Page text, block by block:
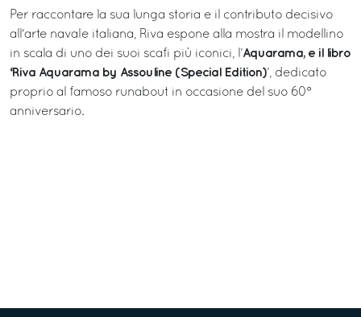
Per raccontare la sua lunga storia e il contributo decisivo
all'arte navale italiana, Riva espone alla mostra il modellino
in scala di uno dei suoi scafi più iconici, l’Aquarama, e il libro
‘Riva Aquarama by Assouline (Special Edition)’, dedicato
proprio al famoso runabout in occasione del suo 60°
anniversario.